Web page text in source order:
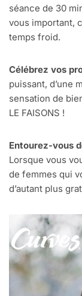
séance de 30
vous important,
temps froid.
Célébrez vos
puissant, d’une
sensation de
LE FAISONS !
Entourez-vous
Lorsque vous
de femmes qui
d’autant plus